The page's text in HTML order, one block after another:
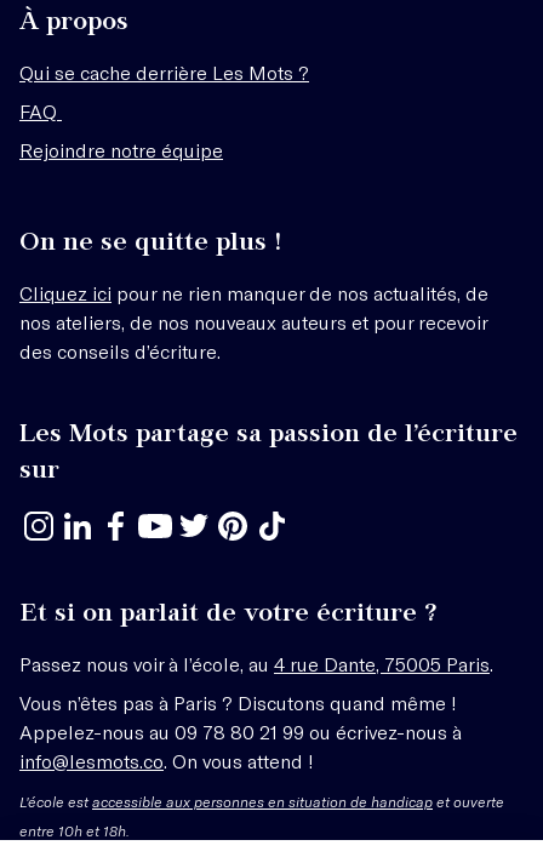
À propos
Qui se cache derrière Les Mots ?
FAQ
Rejoindre notre équipe
On ne se quitte plus !
Cliquez ici pour ne rien manquer de nos actualités, de
nos ateliers, de nos nouveaux auteurs et pour recevoir
des conseils d’écriture.
Les Mots partage sa passion de l’écriture
sur
Et si on parlait de votre écriture ?
Passez nous voir à l’école, au 4 rue Dante, 75005 Paris
Vous n’êtes pas à Paris ? Discutons quand même !
Appelez-nous au 09 78 80 21 99 ou écrivez-nous à
info@lesmots.co . On vous attend !
L'école estaccessible aux personnes en situation de handicap et ouverte
entre 10h et 18h.